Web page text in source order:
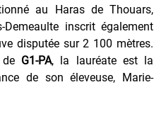
au Haras de Thouars,
Demeaulte inscrit également
disputée sur 2 100 mètres.
G1-PA, la lauréate est la
de son éleveuse, Marie-